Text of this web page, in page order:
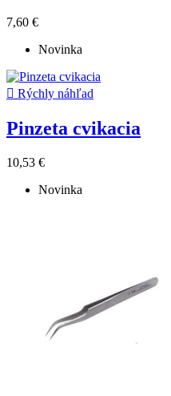
7,60 €
Novinka
 Rýchly náhľad
Pinzeta cvikacia
10,53 €
Novinka